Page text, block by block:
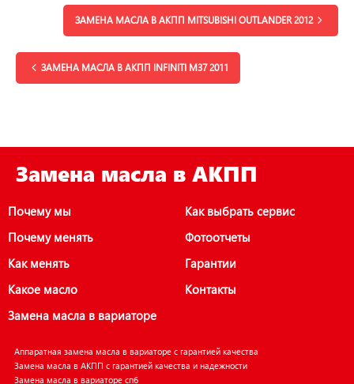
ЗАМЕНА МАСЛА В АКПП MITSUBISHI OUTLANDER 2012
ЗАМЕНА МАСЛА В АКПП INFINITI M37 2011
Замена масла в АКПП
Почему мы
Почему менять
Как менять
Какое масло
Замена масла в вариаторе
Как выбрать сервис
Фотоотчеты
Гарантии
Контакты
Аппаратная замена масла в вариаторе с гарантией качества
Замена масла в АКПП с гарантией качества и надежности
Замена масла в вариаторе спб